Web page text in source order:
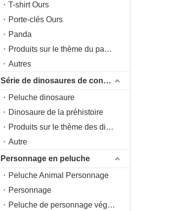
T-shirt Ours
Porte-clés Ours
Panda
Produits sur le thème du panda
Autres
Série de dinosaures de conception originale DAC
Peluche dinosaure
Dinosaure de la préhistoire
Produits sur le thème des dinosaures
Autre
Personnage en peluche
Peluche Animal Personnage
Personnage
Peluche de personnage végétal